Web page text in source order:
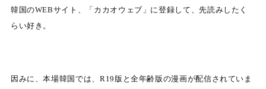
韓国のWEBサイト、「カカオウェブ」に登録して、先読みしたく
らい好き。
因みに、本場韓国では、R19版と全年齢版の漫画が配信されていま